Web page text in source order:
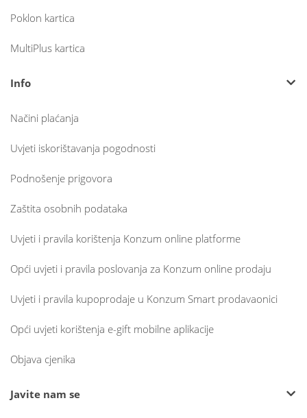
Poklon kartica
MultiPlus kartica
Info
Načini plaćanja
Uvjeti iskorištavanja pogodnosti
Podnošenje prigovora
Zaštita osobnih podataka
Uvjeti i pravila korištenja Konzum online platforme
Opći uvjeti i pravila poslovanja za Konzum online prodaju
Uvjeti i pravila kupoprodaje u Konzum Smart prodavaonici
Opći uvjeti korištenja e-gift mobilne aplikacije
Objava cjenika
Javite nam se